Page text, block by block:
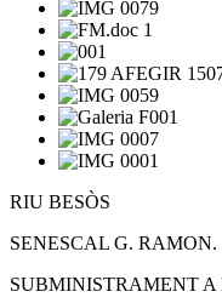
RIU BESÒS
SENESCAL G. RAMON.
SUBMINISTRAMENT